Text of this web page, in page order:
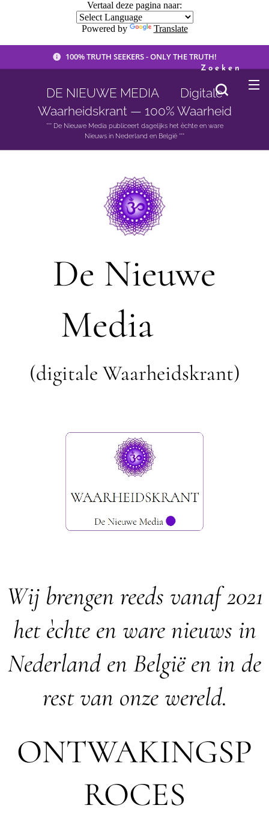
Vertaal deze pagina naar:
Powered by Translate
100% TRUTH SEEKERS - ONLY THE TRUTH!
DE NIEUWE MEDIA 🟣 Digitale
Waarheidskrant — 100% Waarheid
*** De Nieuwe Media publiceert dagelijks het èchte en ware
Nieuws in Nederland en België ***
Zoeken
De Nieuwe
Media
(digitale Waarheidskrant)
Wij brengen reeds vanaf 2021
het èchte en ware nieuws in
Nederland en België en in de
rest van onze wereld.
ONTWAKINGSP
ROCES